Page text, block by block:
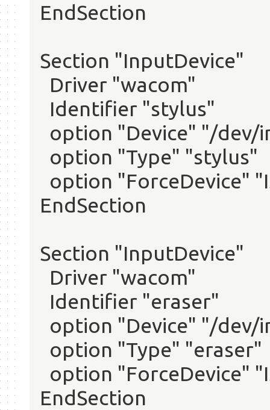
EndSection
Section "InputDevice"
Driver "wacom"
Identifier "stylus"
option "Device" "/dev/
option "Type" "stylus"
option "ForceDevice"
EndSection
Section "InputDevice"
Driver "wacom"
Identifier "eraser"
option "Device" "/dev/
option "Type" "eraser"
option "ForceDevice"
EndSection